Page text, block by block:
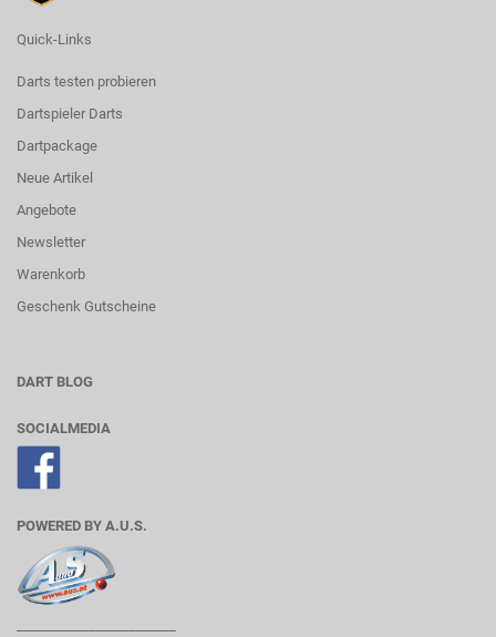
Quick-Links
Darts testen probieren
Dartspieler Darts
Dartpackage
Neue Artikel
Angebote
Newsletter
Warenkorb
Geschenk Gutscheine
DART BLOG
SOCIALMEDIA
POWERED BY A.U.S.